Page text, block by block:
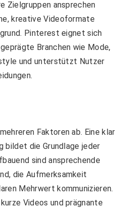
Zielgruppen ansprechen
kreative Videoformate
Pinterest eignet sich
Branchen wie Mode,
und unterstützt Nutzer
Faktoren ab. Eine klar
bildet die Grundlage jeder
sind ansprechende
die Aufmerksamkeit
Mehrwert kommunizieren.
Videos und prägnante